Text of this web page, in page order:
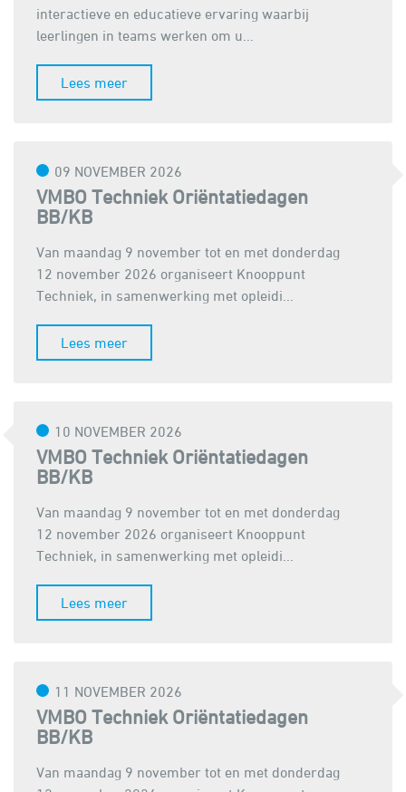
interactieve en educatieve ervaring waarbij
leerlingen in teams werken om u...
Lees meer
09 NOVEMBER 2026
VMBO Techniek Oriëntatiedagen
BB/KB
Van maandag 9 november tot en met donderdag
12 november 2026 organiseert Knooppunt
Techniek, in samenwerking met opleidi...
Lees meer
10 NOVEMBER 2026
VMBO Techniek Oriëntatiedagen
BB/KB
Van maandag 9 november tot en met donderdag
12 november 2026 organiseert Knooppunt
Techniek, in samenwerking met opleidi...
Lees meer
11 NOVEMBER 2026
VMBO Techniek Oriëntatiedagen
BB/KB
Van maandag 9 november tot en met donderdag